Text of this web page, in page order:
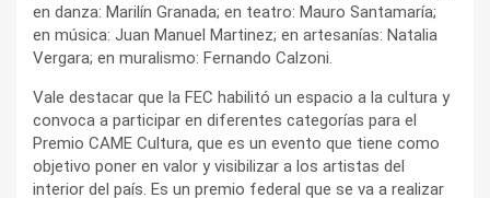
en danza: Marilín Granada; en teatro: Mauro Santamaría;
en música: Juan Manuel Martinez; en artesanías: Natalia
Vergara; en muralismo: Fernando Calzoni.
Vale destacar que la FEC habilitó un espacio a la cultura y
convoca a participar en diferentes categorías para el
Premio CAME Cultura, que es un evento que tiene como
objetivo poner en valor y visibilizar a los artistas del
interior del país. Es un premio federal que se va a realizar